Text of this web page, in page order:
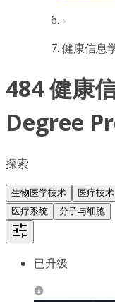
健康信息
484 健康
Degree
探索
生物医学技术 医疗技术
医疗系统
分子与细胞
已升级